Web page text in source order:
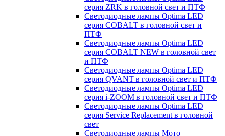
серия ZRK в головной свет и ПТФ
Светодиодные лампы Optima LED
серия COBALT в головной свет и
ПТФ
Светодиодные лампы Optima LED
серия COBALT NEW в головной свет
и ПТФ
Светодиодные лампы Optima LED
серия QVANT в головной свет и ПТФ
Светодиодные лампы Optima LED
серия i-ZOOM в головной свет и ПТФ
Светодиодные лампы Optima LED
серия Service Replacement в головной
свет
Светодиодные лампы Мото